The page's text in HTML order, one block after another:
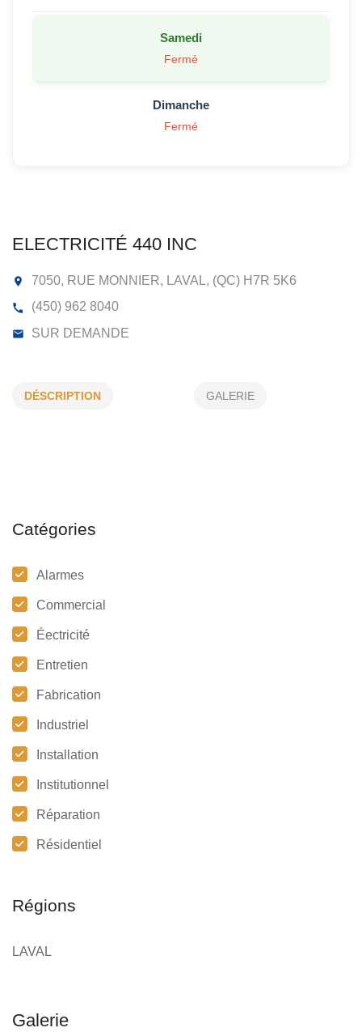
7050, RUE MONNIER, LAVAL, (QC)
DÉSCRIPTION GALERIE
Catégories
Alarmes
Commercial
Éectricité
Entretien
Fabrication
Industriel
Installation
Institutionnel
Réparation
Résidentiel
Régions
LAVAL
Samedi
Fermé
Dimanche
Fermé